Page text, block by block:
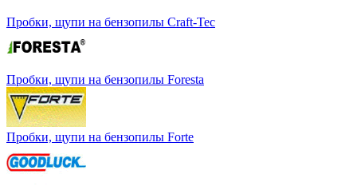
Пробки, щупи на бензопилы Craft-Tec
Пробки, щупи на бензопилы Foresta
Пробки, щупи на бензопилы Forte